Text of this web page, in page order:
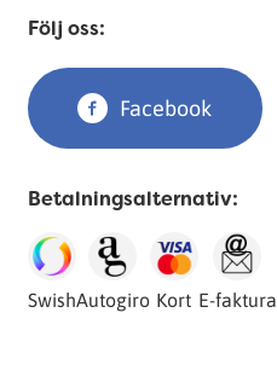
Följ oss:
Facebook
Betalningsalternativ:
SwishAutogiro Kort E-faktura